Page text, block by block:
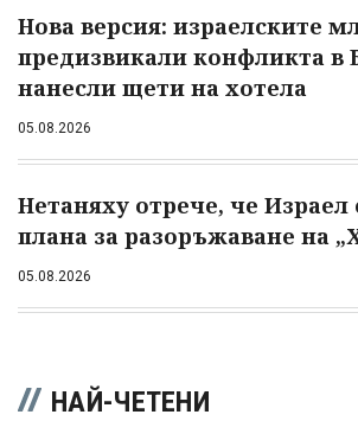
Нова версия: израелските
предизвикали конфликта в
нанесли щети на хотела
05.08.2026
Нетаняху отрече, че Израел
плана за разоръжаване на
05.08.2026
НАЙ-ЧЕТЕНИ